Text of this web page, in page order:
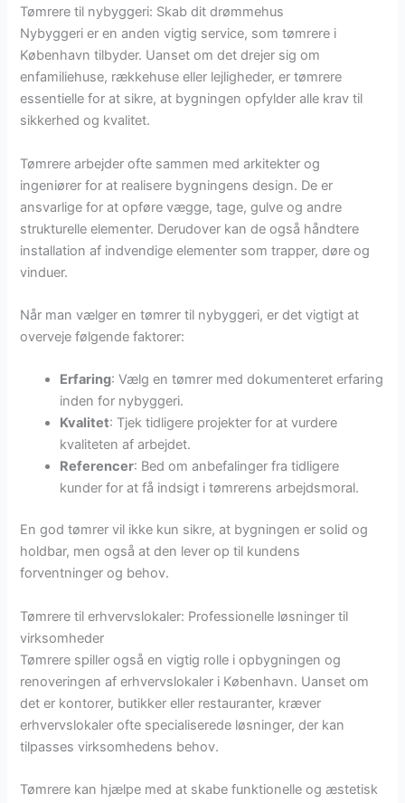
Tømrere til nybyggeri: Skab dit drømmehus
Nybyggeri er en anden vigtig service, som tømrere i
København tilbyder. Uanset om det drejer sig om
enfamiliehuse, rækkehuse eller lejligheder, er tømrere
essentielle for at sikre, at bygningen opfylder alle krav til
sikkerhed og kvalitet.
Tømrere arbejder ofte sammen med arkitekter og
ingeniører for at realisere bygningens design. De er
ansvarlige for at opføre vægge, tage, gulve og andre
strukturelle elementer. Derudover kan de også håndtere
installation af indvendige elementer som trapper, døre og
vinduer.
Når man vælger en tømrer til nybyggeri, er det vigtigt at
overveje følgende faktorer:
Erfaring: Vælg en tømrer med dokumenteret erfaring
inden for nybyggeri.
Kvalitet: Tjek tidligere projekter for at vurdere
kvaliteten af arbejdet.
Referencer: Bed om anbefalinger fra tidligere
kunder for at få indsigt i tømrerens arbejdsmoral.
En god tømrer vil ikke kun sikre, at bygningen er solid og
holdbar, men også at den lever op til kundens
forventninger og behov.
Tømrere til erhvervslokaler: Professionelle løsninger til
virksomheder
Tømrere spiller også en vigtig rolle i opbygningen og
renoveringen af erhvervslokaler i København. Uanset om
det er kontorer, butikker eller restauranter, kræver
erhvervslokaler ofte specialiserede løsninger, der kan
tilpasses virksomhedens behov.
Tømrere kan hjælpe med at skabe funktionelle og æstetisk